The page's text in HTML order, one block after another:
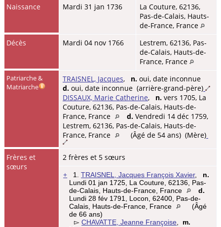
Naissance
Mardi 31 jan 1736
La Couture, 62136,
Pas-de-Calais, Hauts-
de-France, France
Décès
Mardi 04 nov 1766
Lestrem, 62136, Pas-
de-Calais, Hauts-de-
France, France
Patriarche &
Matriarche
TRAISNEL, Jacques, n. oui, date inconnue
d. oui, date inconnue (arrière-grand-père)
DISSAUX, Marie Catherine, n. vers 1705, La
Couture, 62136, Pas-de-Calais, Hauts-de-
France, France
d. Vendredi 14 déc 1759,
Lestrem, 62136, Pas-de-Calais, Hauts-de-
France, France
(Âgé de 54 ans) (Mère)
Frères et
sœurs
2 frères et 5 sœurs
+
1.TRAISNEL, Jacques François Xavier, n.
Lundi 01 jan 1725, La Couture, 62136, Pas-
de-Calais, Hauts-de-France, France
d.
Lundi 28 fév 1791, Locon, 62400, Pas-de-
Calais, Hauts-de-France, France
(Âgé
de 66 ans)
▻CHAVATTE, Jeanne Françoise
m.